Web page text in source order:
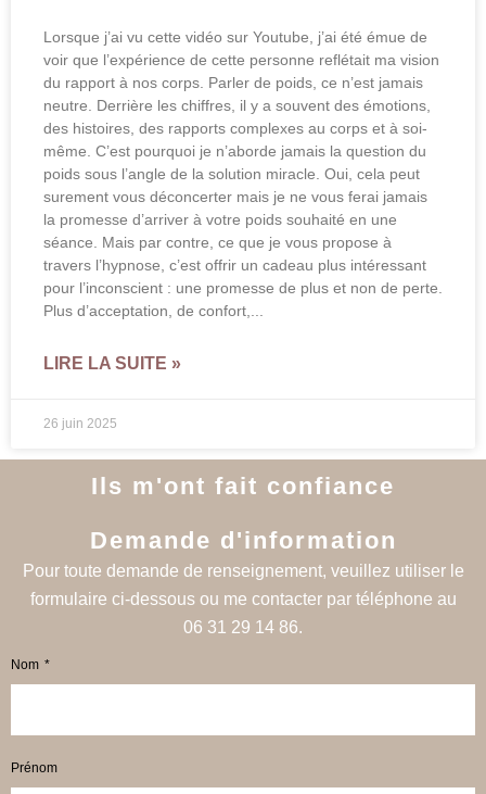
Lorsque j’ai vu cette vidéo sur Youtube, j’ai été émue de
voir que l’expérience de cette personne reflétait ma vision
du rapport à nos corps. Parler de poids, ce n’est jamais
neutre. Derrière les chiffres, il y a souvent des émotions,
des histoires, des rapports complexes au corps et à soi-
même. C’est pourquoi je n’aborde jamais la question du
poids sous l’angle de la solution miracle. Oui, cela peut
surement vous déconcerter mais je ne vous ferai jamais
la promesse d’arriver à votre poids souhaité en une
séance. Mais par contre, ce que je vous propose à
travers l’hypnose, c’est offrir un cadeau plus intéressant
pour l’inconscient : une promesse de plus et non de perte.
Plus d’acceptation, de confort,
LIRE LA SUITE »
26 juin 2025
Ils m'ont fait confiance
Demande d'information
Pour toute demande de renseignement, veuillez utiliser le
formulaire ci-dessous ou me contacter par téléphone au
06 31 29 14 86.
Nom
Prénom